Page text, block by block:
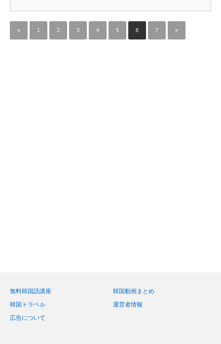
« 1 2 3 4 5 6 7 »
無料韓国語講座
韓国動画まとめ
韓国トラベル
運営者情報
広告について